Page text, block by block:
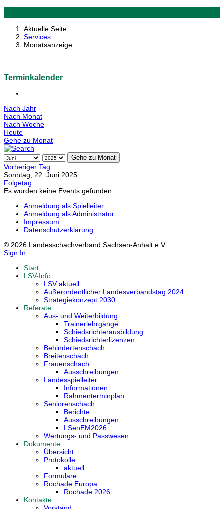
Aktuelle Seite:
Services
Monatsanzeige
Terminkalender
Nach Jahr
Nach Monat
Nach Woche
Heute
Gehe zu Monat
Gehe zu Monat
Vorheriger Tag
Sonntag, 22. Juni 2025
Folgetag
Es wurden keine Events gefunden
Anmeldung als Spielleiter
Anmeldung als Administrator
Impressum
Datenschutzerklärung
© 2026 Landesschachverband Sachsen-Anhalt e.V.
Sign In
Start
LSV-Info
LSV aktuell
Außerordentlicher Landesverbandstag 2024
Strategiekonzept 2030
Referate
Aus- und Weiterbildung
Trainerlehrgänge
Schiedsrichterausbildung
Schiedsrichterlizenzen
Behindertenschach
Breitenschach
Frauenschach
Ausschreibungen
Landesspielleiter
Informationen
Rahmenterminplan
Seniorenschach
Berichte
Ausschreibungen
LSenEM2026
Wertungs- und Passwesen
Dokumente
Übersicht
Protokolle
aktuell
Formulare
Rochade Europa
Rochade 2026
Kontakte